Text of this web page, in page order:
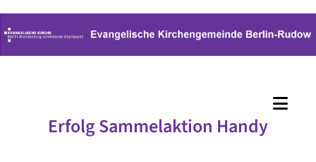
Erfolg Sammelaktion Handy